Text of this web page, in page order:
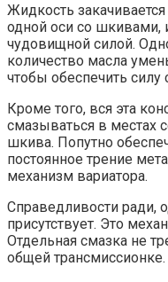
Жидкость
одной оси со шкивами,
чудовищной силой.
количество масла
чтобы обеспечить
Кроме того, вся эта
смазываться в местах
шкива. Попутно
постоянное трение
механизм вариатора.
Справедливости ради,
присутствует. Это
Отдельная смазка не
общей трансмиссионке.